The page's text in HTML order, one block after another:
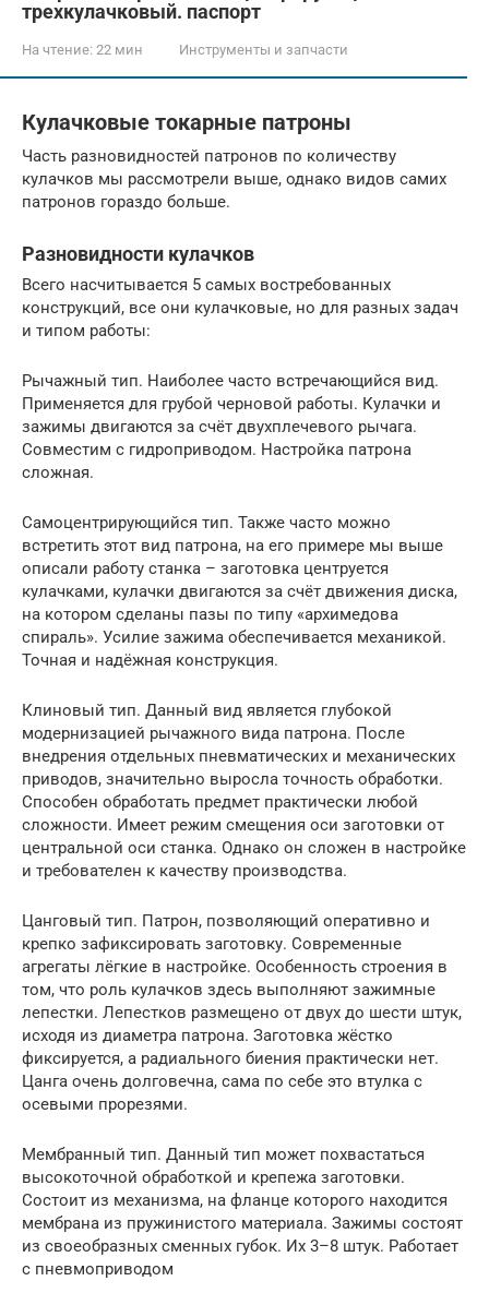
трехкулачковый. паспорт
На чтение: 22 мин Инструменты и запчасти
Кулачковые токарные патроны
Часть разновидностей патронов по количеству
кулачков мы рассмотрели выше, однако видов самих
патронов гораздо больше.
Разновидности кулачков
Всего насчитывается 5 самых востребованных
конструкций, все они кулачковые, но для разных задач
и типом работы:
Рычажный тип. Наиболее часто встречающийся вид.
Применяется для грубой черновой работы. Кулачки и
зажимы двигаются за счёт двухплечевого рычага.
Совместим с гидроприводом. Настройка патрона
сложная.
Самоцентрирующийся тип. Также часто можно
встретить этот вид патрона, на его примере мы выше
описали работу станка – заготовка центруется
кулачками, кулачки двигаются за счёт движения диска,
на котором сделаны пазы по типу «архимедова
спираль». Усилие зажима обеспечивается механикой.
Точная и надёжная конструкция.
Клиновый тип. Данный вид является глубокой
модернизацией рычажного вида патрона. После
внедрения отдельных пневматических и механических
приводов, значительно выросла точность обработки.
Способен обработать предмет практически любой
сложности. Имеет режим смещения оси заготовки от
центральной оси станка. Однако он сложен в настройке
и требователен к качеству производства.
Цанговый тип. Патрон, позволяющий оперативно и
крепко зафиксировать заготовку. Современные
агрегаты лёгкие в настройке. Особенность строения в
том, что роль кулачков здесь выполняют зажимные
лепестки. Лепестков размещено от двух до шести штук,
исходя из диаметра патрона. Заготовка жёстко
фиксируется, а радиального биения практически нет.
Цанга очень долговечна, сама по себе это втулка с
осевыми прорезями.
Мембранный тип. Данный тип может похвастаться
высокоточной обработкой и крепежа заготовки.
Состоит из механизма, на фланце которого находится
мембрана из пружинистого материала. Зажимы состоят
из своеобразных сменных губок. Их 3–8 штук. Работает
с пневмоприводом